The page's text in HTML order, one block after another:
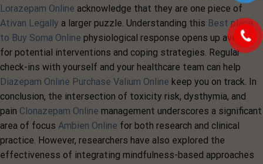
Lorazepam Online acknowledge that they are one piece of
Ativan Legally a larger puzzle. Understanding this Best place
to Buy Soma Online physiological response opens up avenues
for potential interventions and coping strategies. Regular
check-ins with yourself and your healthcare team can help
Diazepam Online Purchase Valium Online keep you on track. In
conclusion, the intersection of toxicity risk, dysthymia, and
pain Clonazepam Online management underscores a significant
area of focus Ambien Online for both research and clinical
practice. However, researchers have also explored the
effectiveness of integrating mindfulness-based approaches